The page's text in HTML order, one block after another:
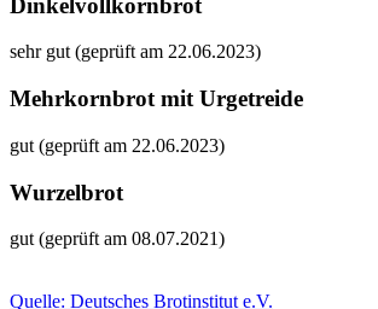
sehr gut (geprüft am 22.06.2023)
Mehrkornbrot mit Urgetreide
gut (geprüft am 22.06.2023)
Wurzelbrot
gut (geprüft am 08.07.2021)
Quelle: Deutsches Brotinstitut e.V.